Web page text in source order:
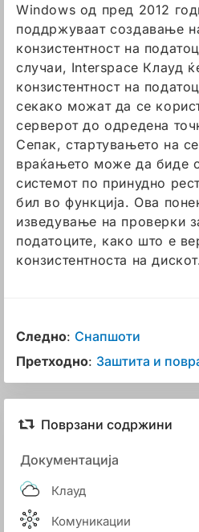
Windows од пред 2012
поддржуваат создавање
конзистентност на
случаи, Interspace Клауд
конзистентност на
секако можат да се
серверот до одредена
Сепак, стартувањето на
враќањето може да биде
системот по принудно
бил во функција. Ова
изведување на проверки
податоците, како што е
конзистентноста на
Следно: Снапшоти
Претходно: Заштита и
Поврзани содржини
Документација
Клауд
Комуникации